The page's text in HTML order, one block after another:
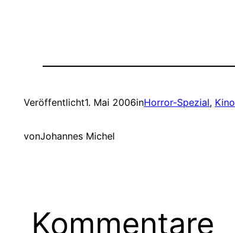
Veröffentlicht1. Mai 2006inHorror-Spezial, Kino
vonJohannes Michel
Kommentare